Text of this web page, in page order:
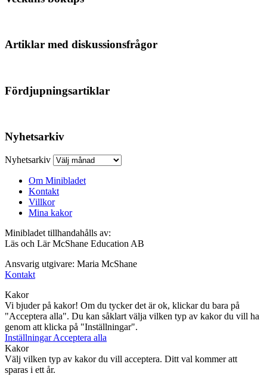
Artiklar med diskussionsfrågor
Fördjupningsartiklar
Nyhetsarkiv
Nyhetsarkiv
Om Minibladet
Kontakt
Villkor
Mina kakor
Minibladet tillhandahålls av:
Läs och Lär McShane Education AB
Ansvarig utgivare: Maria McShane
Kontakt
Kakor
Vi bjuder på kakor! Om du tycker det är ok, klickar du bara på
"Acceptera alla". Du kan såklart välja vilken typ av kakor du vill ha
genom att klicka på "Inställningar".
InställningarAcceptera alla
Kakor
Välj vilken typ av kakor du vill acceptera. Ditt val kommer att
sparas i ett år.